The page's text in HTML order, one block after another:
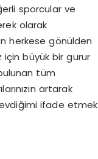
sporcular ve
olarak
herkese gönülden
büyük bir gurur
tüm
artarak
ifade etmek